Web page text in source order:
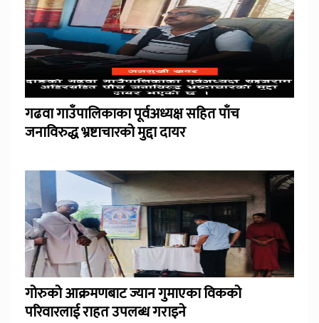
गढवा गाउँपालिकाका पूर्वअध्यक्ष सहित पाँच
जनाविरुद्ध भ्रष्टाचारको मुद्दा दायर
गोरुको आक्रमणबाट ज्यान गुमाएका विकको
परिवारलाई राहत उपलब्ध गराइने